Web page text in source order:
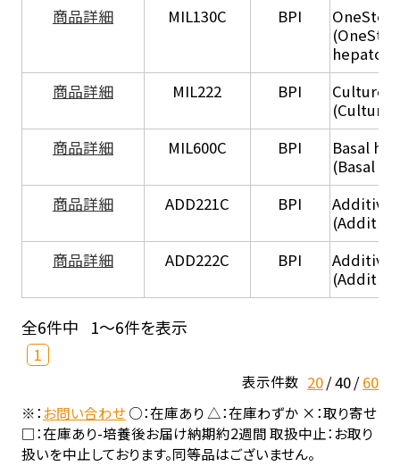
商品詳細
MIL130C BPI
商品詳細
MIL222 BPI
Culture
(Culture
商品詳細
MIL600C BPI
Basal
(Basal
商品詳細
ADD221C BPI
商品詳細
ADD222C BPI
全6件中 1～6件を表示
1
表示件数 20 40 60
※：お問い合わせ○：在庫あり △：在庫わずか ×：取り寄せ
□：在庫あり-培養後お届け納期約2週間 取扱中止：お取り
扱いを中止しております。同等品はございません。